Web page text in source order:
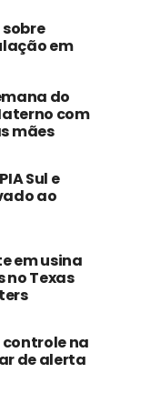
em
do
com
mães
Sul e
ao
em usina
no Texas
na
de alerta